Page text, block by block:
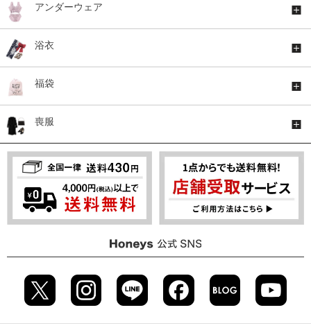
アンダーウェア
浴衣
福袋
喪服